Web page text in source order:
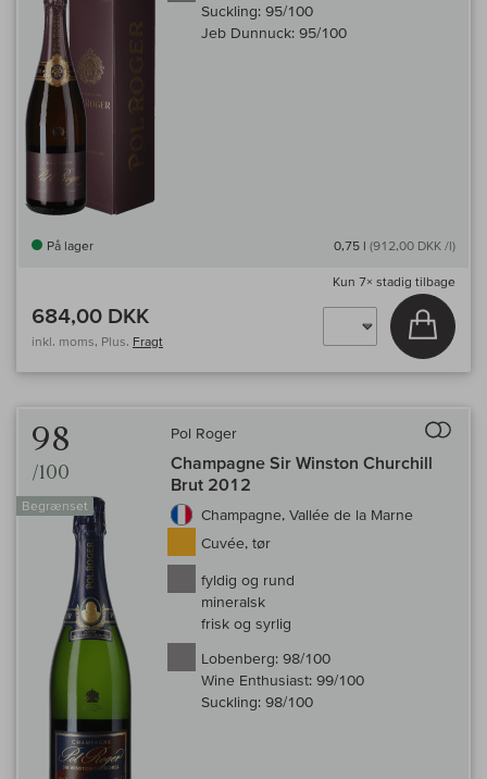
Suckling: 95/100
Jeb Dunnuck: 95/100
På lager 0,75 l (912,00 DKK /l)
Kun 7× stadig tilbage
684,00 DKK
inkl. moms, Plus. Fragt
Læg i
98
/100
Begrænset
Pol Roger
Champagne Sir Winston Churchill
Brut 2012
Champagne, Vallée de la Marne
Cuvée, tør
fyldig og rund
mineralsk
frisk og syrlig
Lobenberg: 98/100
Wine Enthusiast: 99/100
Suckling: 98/100